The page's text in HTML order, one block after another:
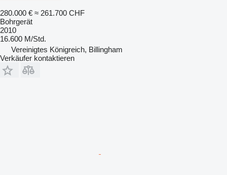
280.000 € ≈ 261.700 CHF
Bohrgerät
2010
16.600 M/Std.
Vereinigtes Königreich, Billingham
Verkäufer kontaktieren